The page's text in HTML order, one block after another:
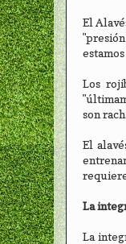
El
Los
son
El
La
La